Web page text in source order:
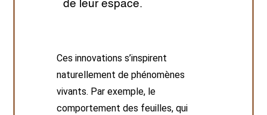
de leur espace.
Ces innovations s’inspirent
naturellement de phénomènes
vivants. Par exemple, le
comportement des feuilles, qui